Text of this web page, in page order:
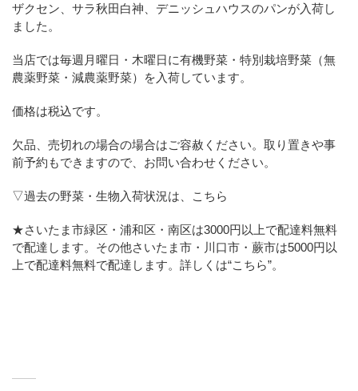
ザクセン、サラ秋田白神、デニッシュハウスのパンが入荷し
ました。
当店では毎週月曜日・木曜日に有機野菜・特別栽培野菜（無
農薬野菜・減農薬野菜）を入荷しています。
価格は税込です。
欠品、売切れの場合の場合はご容赦ください。取り置きや事
前予約もできますので、お問い合わせください。
▽過去の野菜・生物入荷状況は、こちら
★さいたま市緑区・浦和区・南区は3000円以上で配達料無料
で配達します。その他さいたま市・川口市・蕨市は5000円以
上で配達料無料で配達します。詳しくは“こちら”。